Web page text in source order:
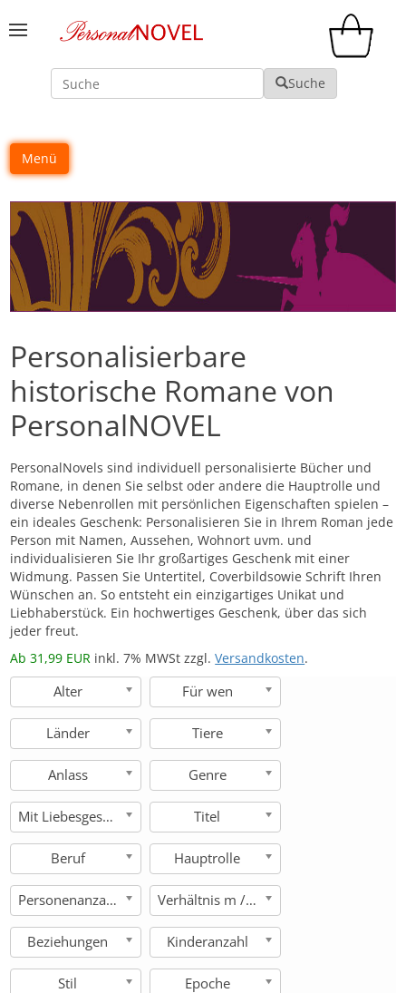
Suche Suche
Menü
Personalisierte
historische Romane
Personalisierbare
historische Romane von
PersonalNOVEL
PersonalNovels sind individuell personalisierte Bücher und
Romane, in denen Sie selbst oder andere die Hauptrolle und
diverse Nebenrollen mit persönlichen Eigenschaften spielen –
ein ideales Geschenk: Personalisieren Sie in Ihrem Roman jede
Person mit Namen, Aussehen, Wohnort uvm. und
individualisieren Sie Ihr großartiges Geschenk mit einer
Widmung. Passen Sie Untertitel, Coverbildsowie Schrift Ihren
Wünschen an. So entsteht ein einzigartiges Unikat und
Liebhaberstück. Ein hochwertiges Geschenk, über das sich
jeder freut.
Ab 31,99 EUR inkl. 7% MWSt zzgl.Versandkosten.
Alter Für wen
Länder Tiere
Anlass Genre
Mit Liebesgeschichte Titel
Beruf Hauptrolle
Personenanzahl Verhältnis m / w
Beziehungen Kinderanzahl
Stil Epoche